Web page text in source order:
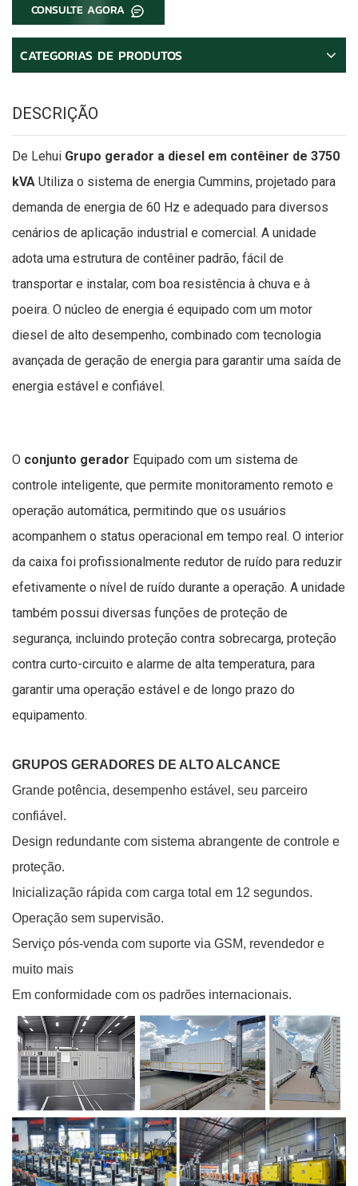
CONSULTE AGORA
CATEGORIAS DE PRODUTOS
DESCRIÇÃO
De Lehui Grupo gerador a diesel em contêiner de 3750
kVA Utiliza o sistema de energia Cummins, projetado para
demanda de energia de 60 Hz e adequado para diversos
cenários de aplicação industrial e comercial. A unidade
adota uma estrutura de contêiner padrão, fácil de
transportar e instalar, com boa resistência à chuva e à
poeira. O núcleo de energia é equipado com um motor
diesel de alto desempenho, combinado com tecnologia
avançada de geração de energia para garantir uma saída de
energia estável e confiável.
O conjunto gerador Equipado com um sistema de
controle inteligente, que permite monitoramento remoto e
operação automática, permitindo que os usuários
acompanhem o status operacional em tempo real. O interior
da caixa foi profissionalmente redutor de ruído para reduzir
efetivamente o nível de ruído durante a operação. A unidade
também possui diversas funções de proteção de
segurança, incluindo proteção contra sobrecarga, proteção
contra curto-circuito e alarme de alta temperatura, para
garantir uma operação estável e de longo prazo do
equipamento.
GRUPOS GERADORES DE ALTO ALCANCE
Grande potência, desempenho estável, seu parceiro
confiável.
Design redundante com sistema abrangente de controle e
proteção.
Inicialização rápida com carga total em 12 segundos.
Operação sem supervisão.
Serviço pós-venda com suporte via GSM, revendedor e
muito mais
Em conformidade com os padrões internacionais.